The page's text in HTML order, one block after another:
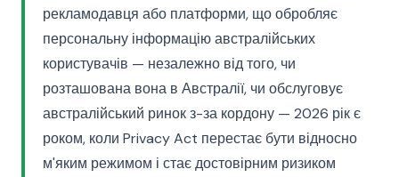
рекламодавця або платформи, що обробляє
персональну інформацію австралійських
користувачів — незалежно від того, чи
розташована вона в Австралії, чи обслуговує
австралійський ринок з-за кордону — 2026 рік є
роком, коли Privacy Act перестає бути відносно
м'яким режимом і стає достовірним ризиком